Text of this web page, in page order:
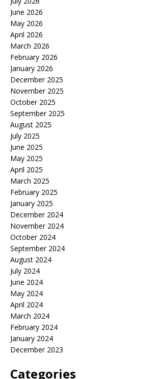
June 2026
May 2026
April 2026
March 2026
February 2026
January 2026
December 2025
November 2025
October 2025
September 2025
August 2025
July 2025
June 2025
May 2025
April 2025
March 2025
February 2025
January 2025
December 2024
November 2024
October 2024
September 2024
August 2024
July 2024
June 2024
May 2024
April 2024
March 2024
February 2024
January 2024
December 2023
Categories